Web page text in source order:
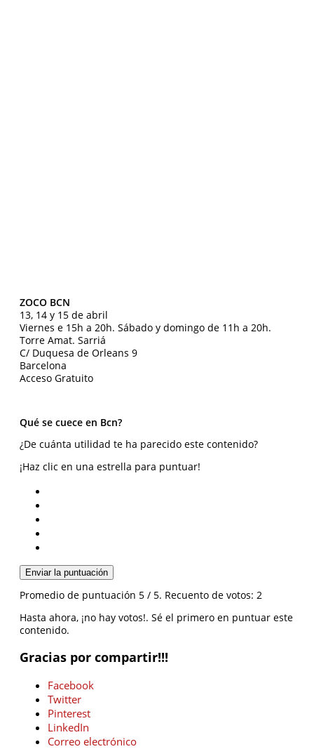
ZOCO BCN
13, 14 y 15 de abril
Viernes e 15h a 20h. Sábado y domingo de 11h a 20h.
Torre Amat. Sarriá
C/ Duquesa de Orleans 9
Barcelona
Acceso Gratuito
Qué se cuece en Bcn?
¿De cuánta utilidad te ha parecido este contenido?
¡Haz clic en una estrella para puntuar!
Enviar la puntuación
Promedio de puntuación 5 / 5. Recuento de votos: 2
Hasta ahora, ¡no hay votos!. Sé el primero en puntuar este
contenido.
Gracias por compartir!!!
Facebook
Twitter
Pinterest
LinkedIn
Correo electrónico